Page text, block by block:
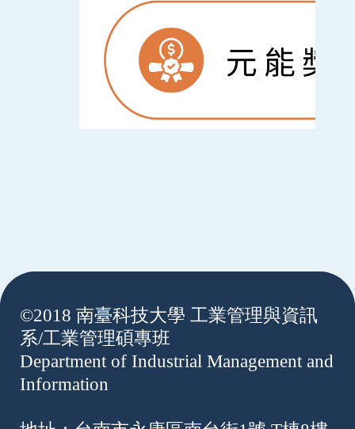
©2018 南臺科技大學 工業管理與資訊
系/工業管理碩專班
Department of Industrial Management and
Information